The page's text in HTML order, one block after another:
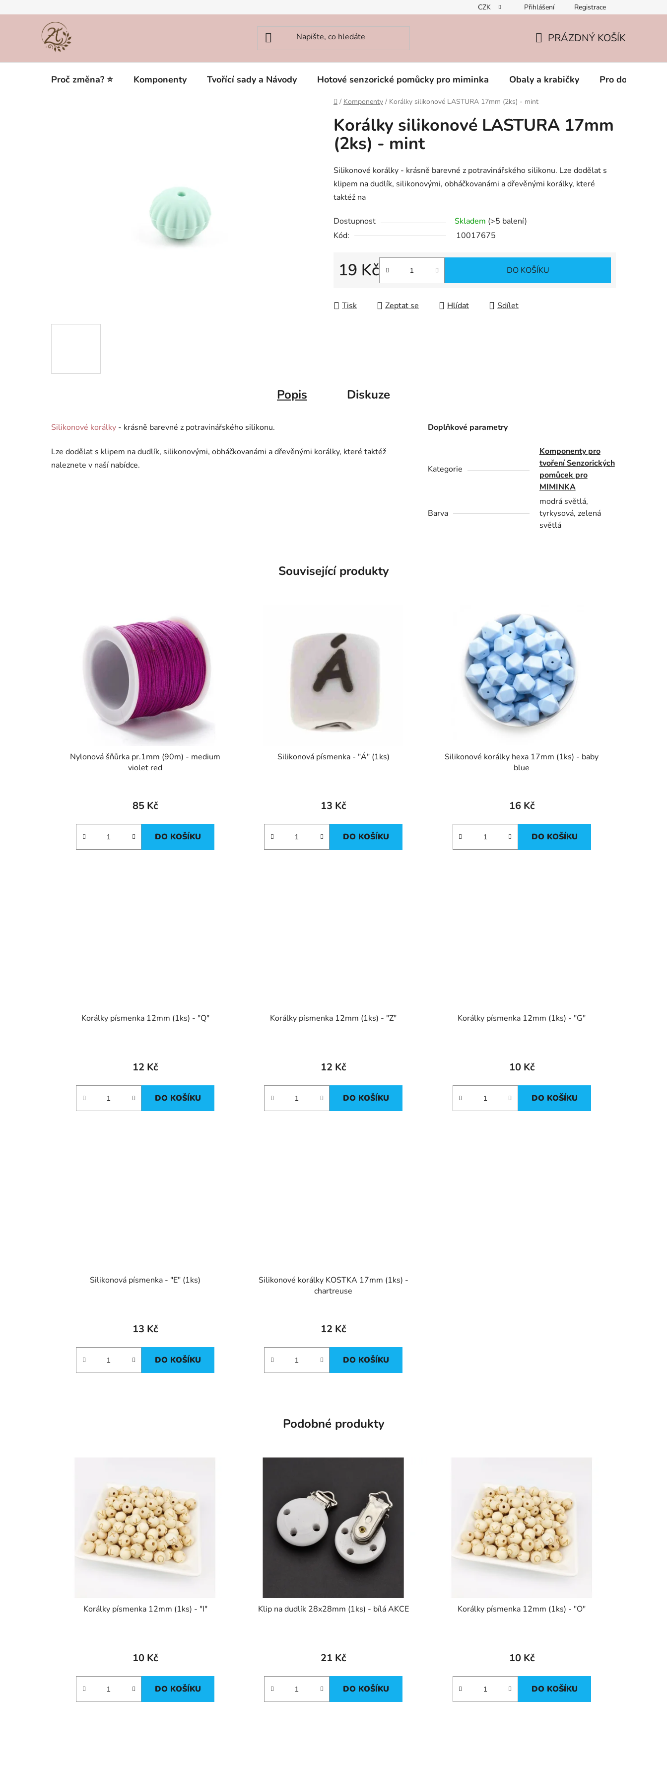
na
CZK Přihlášení Registrace
KOŠÍK
PRÁZDNÝ KOŠÍK
Proč změna? ⭐ Komponenty Tvořící sady a Návody Hotové senzorické pomůcky pro miminka Obaly a krabičky Pro dospěláky
Domů
/ Komponenty / Korálky silikonové LASTURA 17mm (2ks) - mint
Korálky silikonové LASTURA 17mm
(2ks) - mint
Silikonové korálky - krásně barevné z potravinářského silikonu. Lze dodělat s
klipem na dudlík, silikonovými, obháčkovanámi a dřevěnými korálky, které
taktéž na
Dostupnost Skladem (>5 balení)
Kód:
10017675
19 Kč
Měrná cena:
DO KOŠÍKU
Tisk Zeptat se Hlídat Sdílet
Popis Diskuze
Silikonové korálky - krásně barevné z potravinářského silikonu.
Lze dodělat s klipem na dudlík, silikonovými, obháčkovanámi a dřevěnými korálky, které taktéž
naleznete v naší nabídce.
Doplňkové parametry
Kategorie
Komponenty pro
tvoření Senzorických
pomůcek pro
MIMINKA
Barva
modrá světlá,
tyrkysová, zelená
světlá
Související produkty
Nylonová šňůrka pr.1mm (90m) - medium
violet red
85 Kč
DO KOŠÍKU
Silikonová písmenka - "Á" (1ks)
13 Kč
DO KOŠÍKU
Silikonové korálky hexa 17mm (1ks) - baby
blue
16 Kč
DO KOŠÍKU
Korálky písmenka 12mm (1ks) - "Q"
12 Kč
DO KOŠÍKU
Korálky písmenka 12mm (1ks) - "Z"
12 Kč
DO KOŠÍKU
Korálky písmenka 12mm (1ks) - "G"
10 Kč
DO KOŠÍKU
Silikonová písmenka - "E" (1ks)
13 Kč
DO KOŠÍKU
Silikonové korálky KOSTKA 17mm (1ks) -
chartreuse
12 Kč
DO KOŠÍKU
Podobné produkty
Korálky písmenka 12mm (1ks) - "I"
10 Kč
DO KOŠÍKU
Klip na dudlík 28x28mm (1ks) - bílá AKCE
21 Kč
DO KOŠÍKU
Korálky písmenka 12mm (1ks) - "O"
10 Kč
DO KOŠÍKU